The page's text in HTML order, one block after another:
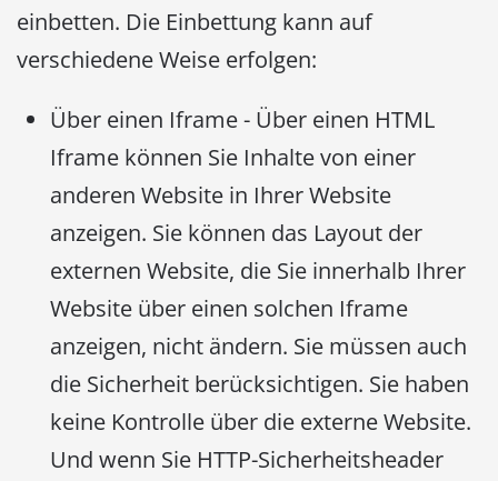
einbetten. Die Einbettung kann auf
verschiedene Weise erfolgen:
Über einen Iframe - Über einen HTML
Iframe können Sie Inhalte von einer
anderen Website in Ihrer Website
anzeigen. Sie können das Layout der
externen Website, die Sie innerhalb Ihrer
Website über einen solchen Iframe
anzeigen, nicht ändern. Sie müssen auch
die Sicherheit berücksichtigen. Sie haben
keine Kontrolle über die externe Website.
Und wenn Sie HTTP-Sicherheitsheader